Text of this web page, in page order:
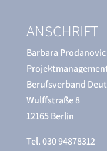
ANSCHRIFT
Barbara Prodanovic
Berufsverband
Wulffstraße 8
12165 Berlin
Tel. 030 94878312